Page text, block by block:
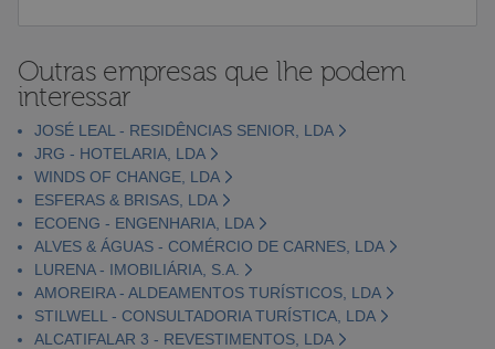
Outras empresas que lhe podem
interessar
JOSÉ LEAL - RESIDÊNCIAS SENIOR, LDA
JRG - HOTELARIA, LDA
WINDS OF CHANGE, LDA
ESFERAS & BRISAS, LDA
ECOENG - ENGENHARIA, LDA
ALVES & ÁGUAS - COMÉRCIO DE CARNES, LDA
LURENA - IMOBILIÁRIA, S.A.
AMOREIRA - ALDEAMENTOS TURÍSTICOS, LDA
STILWELL - CONSULTADORIA TURÍSTICA, LDA
ALCATIFALAR 3 - REVESTIMENTOS, LDA